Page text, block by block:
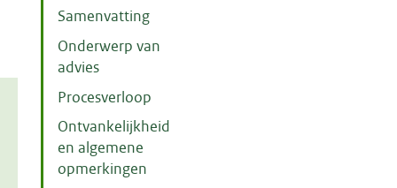
Samenvatting
Onderwerp van
advies
Procesverloop
Ontvankelijkheid
en algemene
opmerkingen